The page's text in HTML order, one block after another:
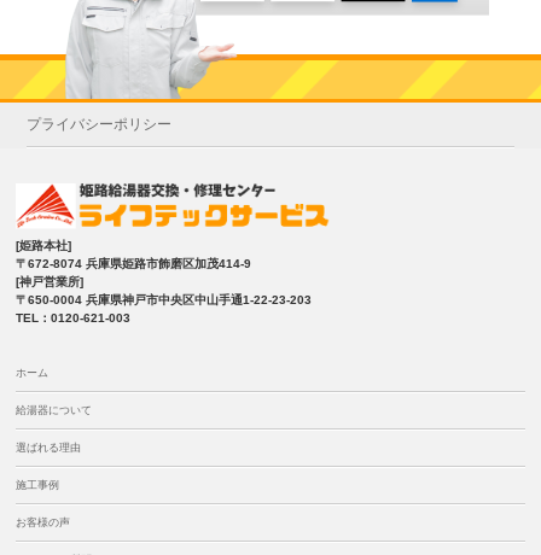
プライバシーポリシー
[姫路本社]
〒672-8074 兵庫県姫路市飾磨区加茂414-9
[神戸営業所]
〒650-0004 兵庫県神戸市中央区中山手通1-22-23-203
TEL：0120-621-003
ホーム
給湯器について
選ばれる理由
施工事例
お客様の声